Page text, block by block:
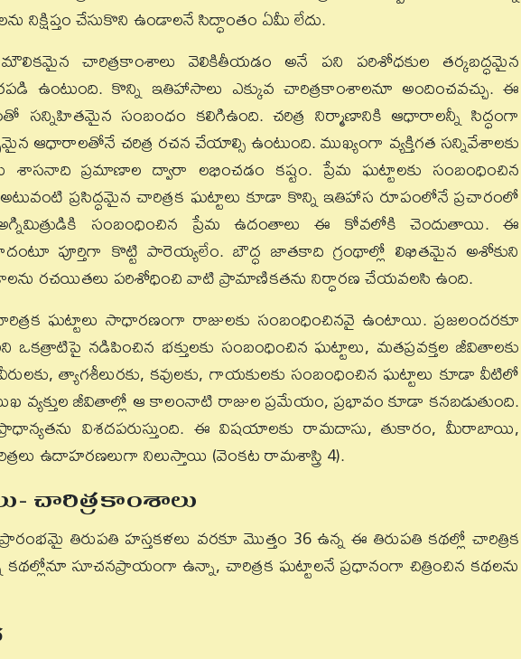
నిక్షిప్తం చేసుకొని ఉండాలనే సిద్ధాంతం ఏమీ లేదు.
చారిత్రకాంశాలు వెలికితీయడం అనే పని పరిశోధకుల తర్కబద్ధమైన
ఉంటుంది. కొన్ని ఇతిహాసాలు ఎక్కువ చారిత్రకాంశాలనూ అందించవచ్చు. ఈ
సన్నిహితమైన సంబంధం కలిగిఉంది. చరిత్ర నిర్మాణానికి ఆధారాలన్నీ సిద్ధంగా
ఆధారాలతోనే చరిత్ర రచన చేయాల్సి ఉంటుంది. ముఖ్యంగా వ్యక్తిగత సన్నివేశాలకు
శాసనాది ప్రమాణాల ద్వారా లభించడం కష్టం. ప్రేమ ఘట్టాలకు సంబంధించిన
ప్రసిద్ధమైన చారిత్రక ఘట్టాలు కూడా కొన్ని ఇతిహాస రూపంలోనే ప్రచారంలో
సంబంధించిన ప్రేమ ఉదంతాలు ఈ కోవలోకి చెందుతాయి. ఈ
పూర్తిగా కొట్టి పారెయ్యలేం. బౌద్ధ జాతకాది గ్రంథాల్లో లిఖితమైన అశోకుని
రచయితలు పరిశోధించి వాటి ప్రామాణికతను నిర్ధారణ చేయవలసి ఉంది.
ఘట్టాలు సాధారణంగా రాజులకు సంబంధించినవై ఉంటాయి. ప్రజలందరకూ
ఒకత్రాటిపై నడిపించిన భక్తులకు సంబంధించిన ఘట్టాలు, మతప్రవక్తల జీవితాలకు
త్యాగశీలురకు, కవులకు, గాయకులకు సంబంధించిన ఘట్టాలు కూడా వీటిలో
వ్యక్తుల జీవితాల్లో ఆ కాలంనాటి రాజుల ప్రమేయం, ప్రభావం కూడా కనబడుతుంది.
విశదపరుస్తుంది. ఈ విషయాలకు రామదాసు, తుకారం, మీరాబాయి,
ఉదాహరణలుగా నిలుస్తాయి (వెంకట రామశాస్త్రి 4).
చారిత్రకాంశాలు
తిరుపతి హస్తకళలు వరకూ మొత్తం 36 ఉన్న ఈ తిరుపతి కథల్లో చారిత్రిక
సూచనప్రాయంగా ఉన్నా, చారిత్రక ఘట్టాలనే ప్రధానంగా చిత్రించిన కథలను